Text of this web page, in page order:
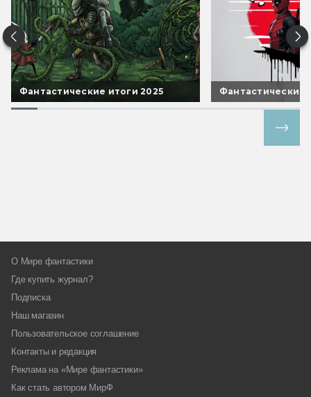
Фантастические итоги 2025 Фантастические
О Мире фантастики
Где купить журнал?
Подписка
Наш магазин
Пользовательское соглашение
Контакты и редакция
Реклама на «Мире фантастики»
Как стать автором МирФ